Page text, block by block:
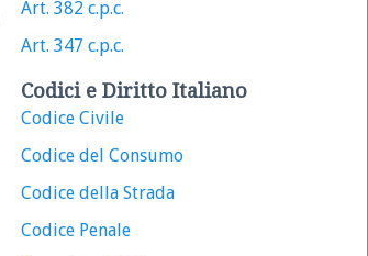
Art. 382 c.p.c.
Art. 347 c.p.c.
Codici e Diritto Italiano
Codice Civile
Codice del Consumo
Codice della Strada
Codice Penale